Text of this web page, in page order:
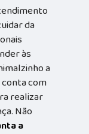
da
às
a
conta com
realizar
Não
a